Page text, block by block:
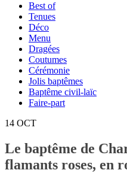
Best of
Tenues
Déco
Menu
Dragées
Coutumes
Cérémonie
Jolis baptêmes
Baptême civil-laïc
Faire-part
14 OCT
Le baptême de
flamants roses, en